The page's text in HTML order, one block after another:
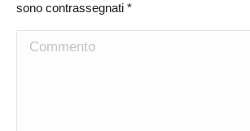
sono contrassegnati *
Commento